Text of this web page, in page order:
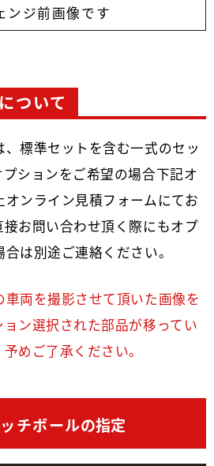
ンジ前画像です
ついて
標準セットを含む一式のセッ
プションをご希望の場合下記オ
ンライン見積フォームにてお
お問い合わせ頂く際にもオプ
は別途ご連絡ください。
両を撮影させて頂いた画像を
ン選択された部品が移ってい
めご了承ください。
チボールの指定